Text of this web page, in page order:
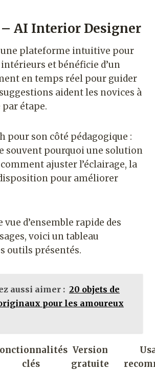
– AI Interior Designer
plateforme intuitive pour
et bénéficie d’un
en temps réel pour guider
aident les novices à
par étape.
pour son côté pédagogique :
souvent pourquoi une solution
ajuster l’éclairage, la
pour améliorer
d’ensemble rapide des
voici un tableau
outils présentés.
aussi aimer : 20 objets de
pour les amoureux
clés
Version
gratuite